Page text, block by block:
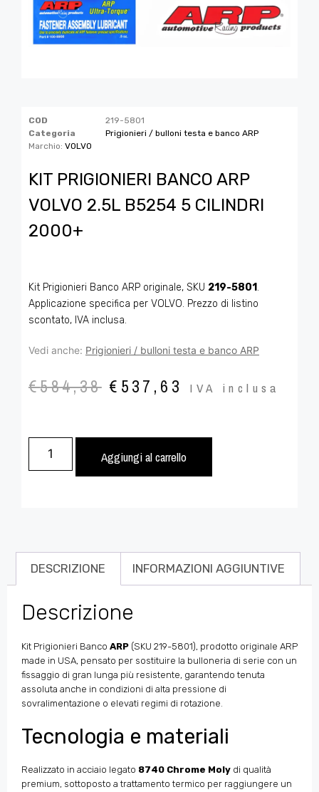
COD
219-5801
Categoria
Prigionieri / bulloni testa e banco ARP
Marchio: VOLVO
KIT PRIGIONIERI BANCO ARP
VOLVO 2.5L B5254 5 CILINDRI
2000+
Kit Prigionieri Banco ARP originale, SKU 219-5801 .
Applicazione specifica per VOLVO. Prezzo di listino
scontato, IVA inclusa.
Vedi anche: Prigionieri / bulloni testa e banco ARP
€584,38 € 537,63 IVA inclusa
Aggiungi al carrello
DESCRIZIONE INFORMAZIONI AGGIUNTIVE
Descrizione
Kit Prigionieri Banco ARP (SKU 219-5801), prodotto originale ARP
made in USA, pensato per sostituire la bulloneria di serie con un
fissaggio di gran lunga più resistente, garantendo tenuta
assoluta anche in condizioni di alta pressione di
sovralimentazione o elevati regimi di rotazione.
Tecnologia e materiali
Realizzato in acciaio legato 8740 Chrome Moly di qualità
premium, sottoposto a trattamento termico per raggiungere un